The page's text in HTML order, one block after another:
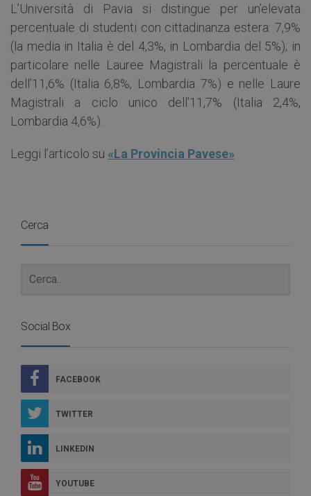
L’Università di Pavia si distingue per un’elevata
percentuale di studenti con cittadinanza estera: 7,9%
(la media in Italia è del 4,3%, in Lombardia del 5%); in
particolare nelle Lauree Magistrali la percentuale è
dell’11,6% (Italia 6,8%, Lombardia 7%) e nelle Laure
Magistrali a ciclo unico dell’11,7% (Italia 2,4%,
Lombardia 4,6%).
Leggi l’articolo su «La Provincia Pavese»
Cerca
Social Box
FACEBOOK
TWITTER
LINKEDIN
YOUTUBE